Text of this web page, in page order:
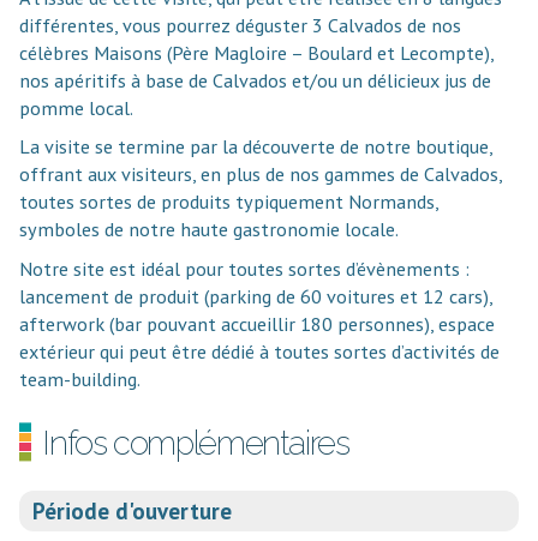
différentes, vous pourrez déguster 3 Calvados de nos
célèbres Maisons (Père Magloire – Boulard et Lecompte),
nos apéritifs à base de Calvados et/ou un délicieux jus de
pomme local.
La visite se termine par la découverte de notre boutique,
offrant aux visiteurs, en plus de nos gammes de Calvados,
toutes sortes de produits typiquement Normands,
symboles de notre haute gastronomie locale.
Notre site est idéal pour toutes sortes d’évènements :
lancement de produit (parking de 60 voitures et 12 cars),
afterwork (bar pouvant accueillir 180 personnes), espace
extérieur qui peut être dédié à toutes sortes d’activités de
team-building.
Infos complémentaires
Période d'ouverture